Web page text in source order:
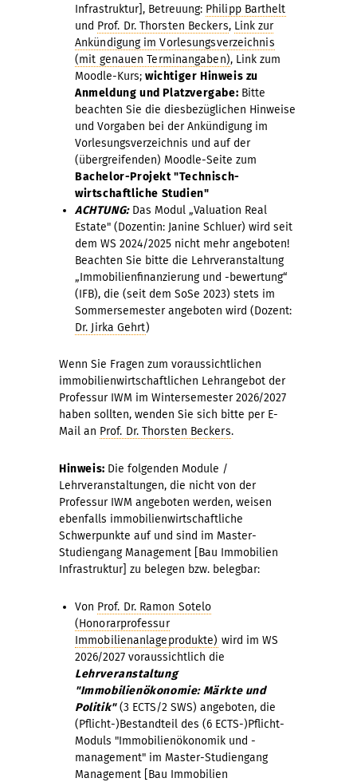
Infrastruktur], Betreuung: Philipp Barthelt
und Prof. Dr. Thorsten Beckers, Link zur
Ankündigung im Vorlesungsverzeichnis
(mit genauen Terminangaben), Link zum
Moodle-Kurs; wichtiger Hinweis zu
Anmeldung und Platzvergabe: Bitte
beachten Sie die diesbezüglichen Hinweise
und Vorgaben bei der Ankündigung im
Vorlesungsverzeichnis und auf der
(übergreifenden) Moodle-Seite zum
Bachelor-Projekt "Technisch-
wirtschaftliche Studien"
ACHTUNG:Das Modul „Valuation Real
Estate" (Dozentin: Janine Schluer) wird seit
dem WS 2024/2025 nicht mehr angeboten!
Beachten Sie bitte die Lehrveranstaltung
„Immobilienfinanzierung und -bewertung“
(IFB), die (seit dem SoSe 2023) stets im
Sommersemester angeboten wird (Dozent:
Dr. Jirka Gehrt)
Wenn Sie Fragen zum voraussichtlichen
immobilienwirtschaftlichen Lehrangebot der
Professur IWM im Wintersemester 2026/2027
haben sollten, wenden Sie sich bitte per E-
Mail an Prof. Dr. Thorsten Beckers.
Hinweis: Die folgenden Module /
Lehrveranstaltungen, die nicht von der
Professur IWM angeboten werden, weisen
ebenfalls immobilienwirtschaftliche
Schwerpunkte auf und sind im Master-
Studiengang Management [Bau Immobilien
Infrastruktur] zu belegen bzw. belegbar:
Von Prof. Dr. Ramon Sotelo
(Honorarprofessur
Immobilienanlageprodukte) wird im WS
2026/2027 voraussichtlich die
Lehrveranstaltung
"Immobilienökonomie: Märkte und
Politik"(3 ECTS/2 SWS) angeboten, die
(Pflicht-)Bestandteil des (6 ECTS-)Pflicht-
Moduls "Immobilienökonomik und -
management" im Master-Studiengang
Management [Bau Immobilien